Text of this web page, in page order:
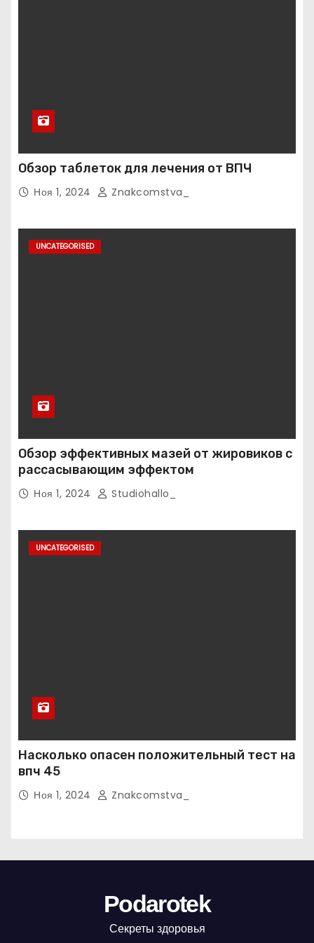
Обзор таблеток для лечения от ВПЧ
Ноя 1, 2024 Znakcomstva_
UNCATEGORISED
Обзор эффективных мазей от жировиков с
рассасывающим эффектом
Ноя 1, 2024 Studiohallo_
UNCATEGORISED
Насколько опасен положительный тест на
впч 45
Ноя 1, 2024 Znakcomstva_
Podarotek
Секреты здоровья